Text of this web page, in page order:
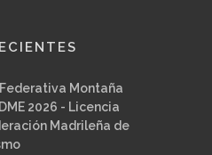
Montaña
2026 - Licencia
Madrileña de